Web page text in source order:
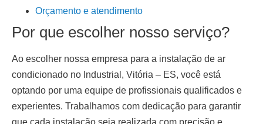
Orçamento e atendimento
Por que escolher nosso serviço?
Ao escolher nossa empresa para a instalação de ar
condicionado no Industrial, Vitória – ES, você está
optando por uma equipe de profissionais qualificados e
experientes. Trabalhamos com dedicação para garantir